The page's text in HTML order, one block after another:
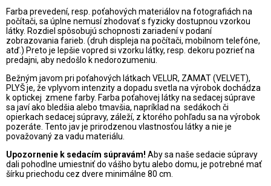
Farba prevedení, resp. poťahových materiálov na fotografiách na
počítači, sa úplne nemusí zhodovať s fyzicky dostupnou vzorkou
látky. Rozdiel spôsobujú schopnosti zariadení v podaní
zobrazovania farieb. (druh displeja na počítači, mobilnom telefóne,
atď.) Preto je lepšie vopred si vzorku látky, resp. dekoru pozrieť na
predajni, aby nedošlo k nedorozumeniu.
Bežným javom pri poťahových látkach VELUR, ZAMAT (VELVET),
PLYŠ je, že vplyvom intenzity a dopadu svetla na výrobok dochádza
k optickej zmene farby. Farba poťahovej látky na sedacej súprave
sa javí ako bledšia alebo tmavšia, napríklad na sedákoch či
opierkach sedacej súpravy, záleží, z ktorého pohľadu sa na výrobok
pozeráte. Tento jav je prirodzenou vlastnosťou látky a nie je
považovaný za vadu materiálu.
Upozornenie k sedacím súpravám! Aby sa naše sedacie súpravy
dali pohodlne umiestniť do vášho bytu alebo domu, je potrebné mať
šírku priechodu cez dvere minimálne 80 cm.